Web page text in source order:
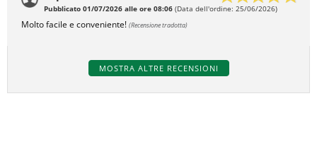
Pubblicato 01/07/2026 alle ore 08:06 (Data dell'ordine: 25/06/2026)
Molto facile e conveniente! (Recensione tradotta)
MOSTRA ALTRE RECENSIONI